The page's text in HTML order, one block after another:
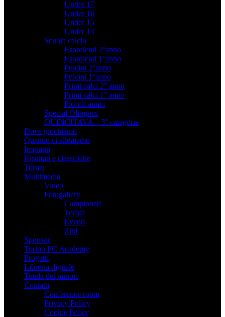
Under 17
Under 16
Under 15
Under 14
Scuola calcio
Esordienti 2°anno
Esordienti 1°anno
Pulcini 2°anno
Pulcini 1°anno
Primi calci 2° anno
Primi calci 1° anno
Piccoli amici
Special Olimpics
QUINCITAVA – 3° categoria
Dove giochiamo
Quando ci alleniamo
Impianti
Risultati e classifiche
Tornei
Multimedia
Video
Fotogallery
Campionati
Tornei
Eventi
Zini
Sponsor
Torino FC Academy
Progetti
Libreria digitale
Tutela dei minori
Contatti
Conference room
Privacy Policy
Cookie Policy